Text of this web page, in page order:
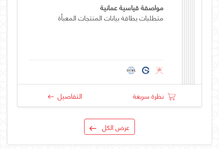
مواصفة قياسية عمانية
متطلبات بطاقة بيانات المنتجات المعبأة
نظرة سريعة التفاصيل
عرض الكل